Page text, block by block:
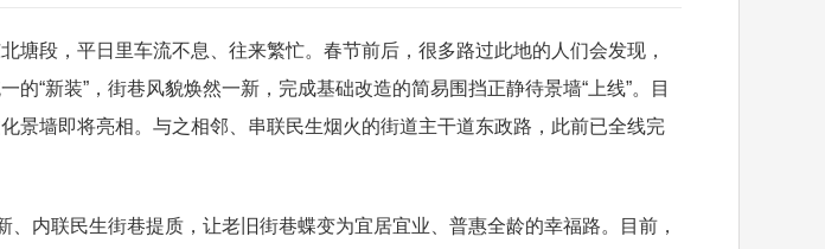
段，平日里车流不息、往来繁忙。春节前后，很多路过此地的人们会发现，
“新装”，街巷风貌焕然一新，完成基础改造的简易围挡正静待景墙“上线”。目
景墙即将亮相。与之相邻、串联民生烟火的街道主干道东政路，此前已全线完
联民生街巷提质，让老旧街巷蝶变为宜居宜业、普惠全龄的幸福路。目前，